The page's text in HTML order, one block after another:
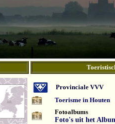
Provinciale VVV
Toerisme in Houten
Fotoalbums
Foto's uit het